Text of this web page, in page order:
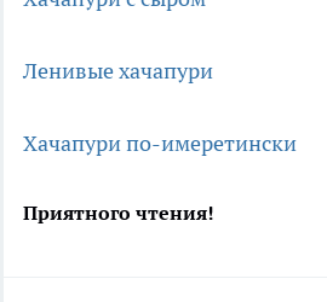
Ленивые хачапури
Хачапури по-имеретински
Приятного чтения!